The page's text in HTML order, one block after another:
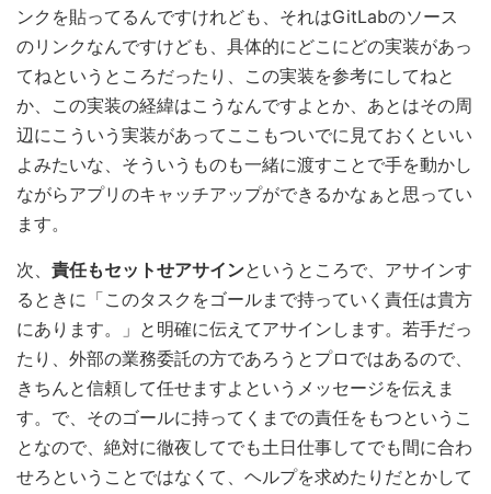
ンクを貼ってるんですけれども、それはGitLabのソース
のリンクなんですけども、具体的にどこにどの実装があっ
てねというところだったり、この実装を参考にしてねと
か、この実装の経緯はこうなんですよとか、あとはその周
辺にこういう実装があってここもついでに見ておくといい
よみたいな、そういうものも一緒に渡すことで手を動かし
ながらアプリのキャッチアップができるかなぁと思ってい
ます。
次、 責任もセットせアサインというところで、アサインす
るときに「このタスクをゴールまで持っていく責任は貴方
にあります。」と明確に伝えてアサインします。若手だっ
たり、外部の業務委託の方であろうとプロではあるので、
きちんと信頼して任せますよというメッセージを伝えま
す。で、そのゴールに持ってくまでの責任をもつというこ
となので、絶対に徹夜してでも土日仕事してでも間に合わ
せろということではなくて、ヘルプを求めたりだとかして